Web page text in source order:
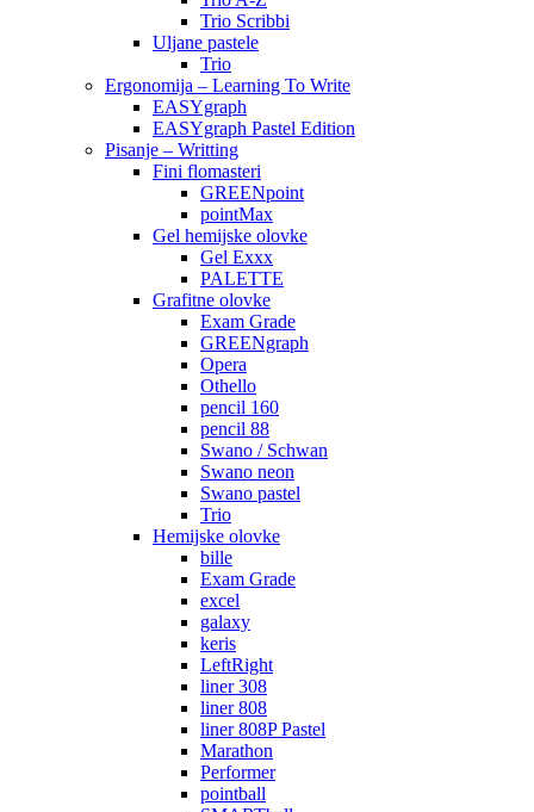
Trio Scribbi
Uljane pastele
Trio
Ergonomija – Learning To Write
EASYgraph
EASYgraph Pastel Edition
Pisanje – Writting
Fini flomasteri
GREENpoint
pointMax
Gel hemijske olovke
Gel Exxx
PALETTE
Grafitne olovke
Exam Grade
GREENgraph
Opera
Othello
pencil 160
pencil 88
Swano / Schwan
Swano neon
Swano pastel
Trio
Hemijske olovke
bille
Exam Grade
excel
galaxy
keris
LeftRight
liner 308
liner 808
liner 808P Pastel
Marathon
Performer
pointball